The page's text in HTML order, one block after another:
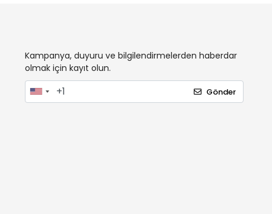
Kampanya, duyuru ve bilgilendirmelerden haberdar
olmak için kayıt olun.
Gönder